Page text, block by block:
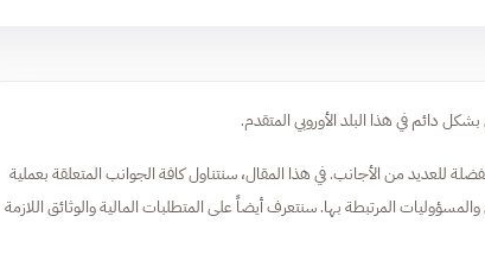
دائم في هذا البلد الأوروبي المتقدم.
للعديد من الأجانب. في هذا المقال، سنتناول كافة الجوانب المتعلقة بعملية
المرتبطة بها. سنتعرف أيضاً على المتطلبات المالية والوثائق اللازمة